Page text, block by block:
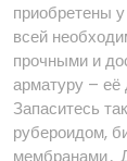
приобретены
всей
прочными и
арматуру – её
Запаситесь
рубероидом,
мембранами․